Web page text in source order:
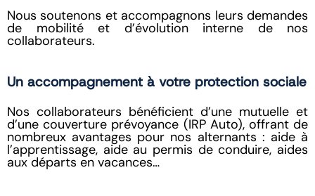
Nous soutenons et accompagnons leurs demandes
de mobilité et d’évolution interne de nos
collaborateurs.
Un accompagnement à votre protection sociale
Nos collaborateurs bénéficient d’une mutuelle et
d’une couverture prévoyance (IRP Auto), offrant de
nombreux avantages pour nos alternants : aide à
l’apprentissage, aide au permis de conduire, aides
aux départs en vacances…